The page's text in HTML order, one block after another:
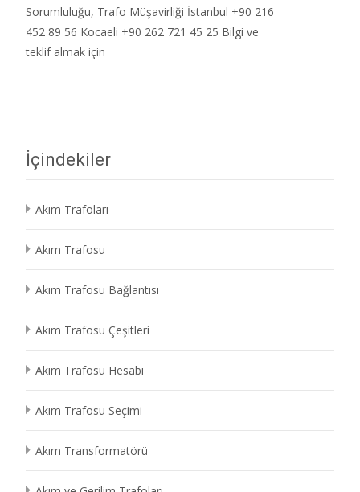
Sorumluluğu, Trafo Müşavirliği İstanbul +90 216
452 89 56 Kocaeli +90 262 721 45 25 Bilgi ve
teklif almak için
İçindekiler
Akım Trafoları
Akım Trafosu
Akım Trafosu Bağlantısı
Akım Trafosu Çeşitleri
Akım Trafosu Hesabı
Akım Trafosu Seçimi
Akım Transformatörü